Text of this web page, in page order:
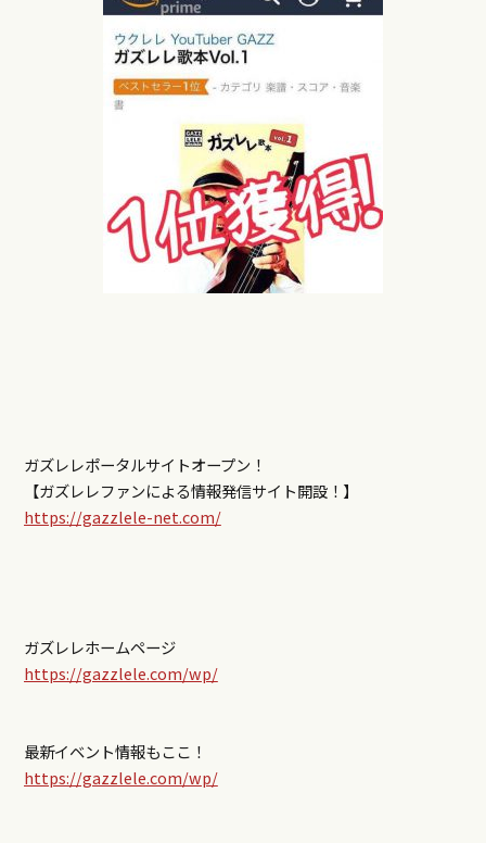
ガズレレポータルサイトオープン！
【ガズレレファンによる情報発信サイト開設！】
https://gazzlele-net.com/
ガズレレホームページ
https://gazzlele.com/wp/
最新イベント情報もここ！
https://gazzlele.com/wp/